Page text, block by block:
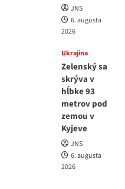
JNS
6. augusta
2026
Ukrajina
Zelenský sa
skrýva v
hĺbke 93
metrov pod
zemou v
Kyjeve
JNS
6. augusta
2026